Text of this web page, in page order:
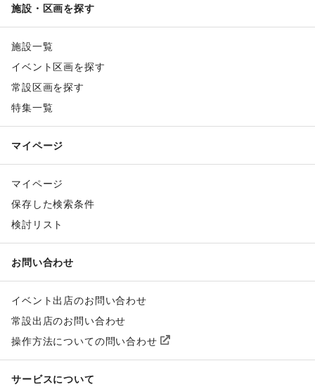
施設・区画を探す
施設一覧
イベント区画を探す
常設区画を探す
特集一覧
マイページ
マイページ
保存した検索条件
検討リスト
お問い合わせ
イベント出店のお問い合わせ
常設出店のお問い合わせ
操作方法についての問い合わせ
サービスについて